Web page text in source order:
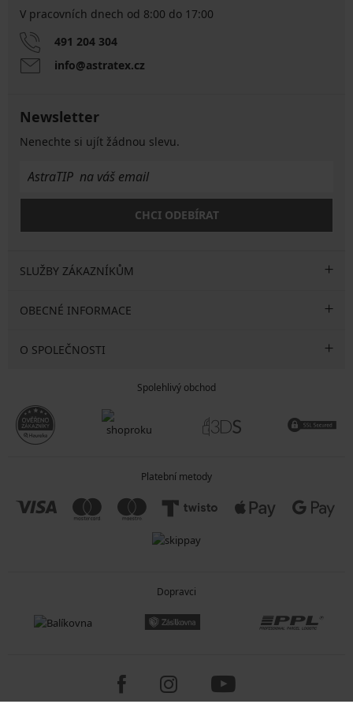
V pracovních dnech od 8:00 do 17:00
491 204 304
info@astratex.cz
Newsletter
Nenechte si ujít žádnou slevu.
CHCI ODEBÍRAT
SLUŽBY ZÁKAZNÍKŮM
OBECNÉ INFORMACE
O SPOLEČNOSTI
Spolehlivý obchod
Platební metody
Dopravci